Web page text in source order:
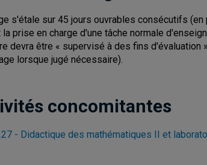
s'étale sur 45 jours ouvrables consécutifs
prise en charge d'une tâche normale
devra être « supervisé à des fins
lorsque jugé nécessaire).
concomitantes
- Didactique des mathématiques II et